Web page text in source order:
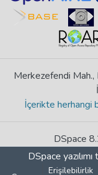
Merkezefendi
İçerikte herhangi
DSpace
DSpace yazılımı
Erişilebilirlik